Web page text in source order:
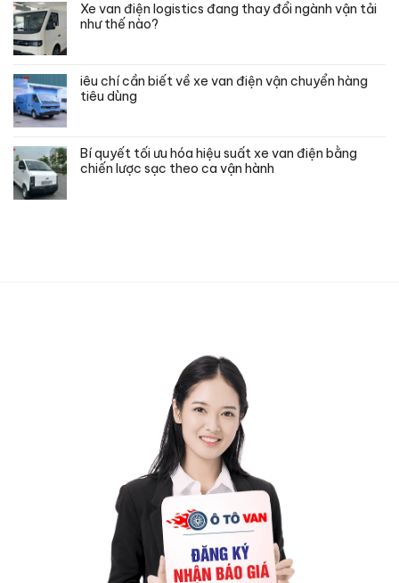
Xe van điện logistics đang thay đổi ngành vận tải
như thế nào?
iêu chí cần biết về xe van điện vận chuyển hàng
tiêu dùng
Bí quyết tối ưu hóa hiệu suất xe van điện bằng
chiến lược sạc theo ca vận hành